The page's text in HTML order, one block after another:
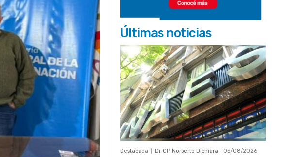
Últimas noticias
Destacada Dr. CP Norberto Dichiara - 05/08/2026